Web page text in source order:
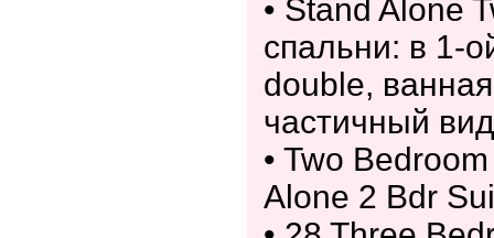
• Stand Alone
спальни: в 1-
double,
частичный
• Two
Alone 2 Bdr